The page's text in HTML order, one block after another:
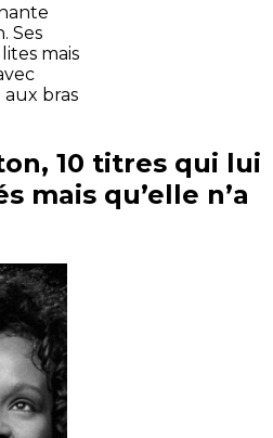
Ses
mais
aux bras
10 titres qui lui
mais qu’elle n’a